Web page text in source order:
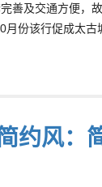
善及交通方便，
份该行促成太古
约风